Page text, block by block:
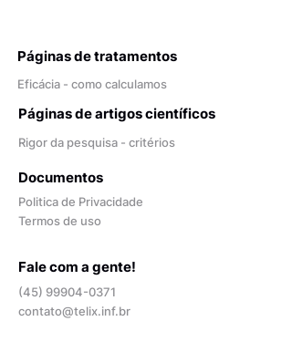
Páginas de tratamentos
Eficácia - como calculamos
Páginas de artigos científicos
Rigor da pesquisa - critérios
Documentos
Politica de Privacidade
Termos de uso
Fale com a gente!
(45) 99904-0371
contato@telix.inf.br